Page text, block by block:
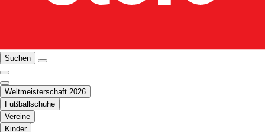
Suchen
Weltmeisterschaft 2026
Fußballschuhe
Vereine
Kinder